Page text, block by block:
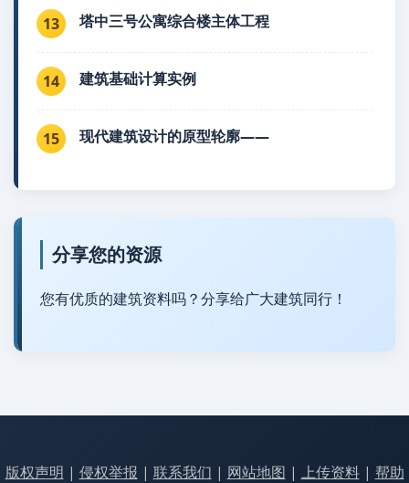
13 塔中三号公寓综合楼主体工程
14 建筑基础计算实例
15 现代建筑设计的原型轮廓——
分享您的资源
您有优质的建筑资料吗？分享给广大建筑同行！
版权声明 | 侵权举报 | 联系我们 | 网站地图 | 上传资料| 帮助